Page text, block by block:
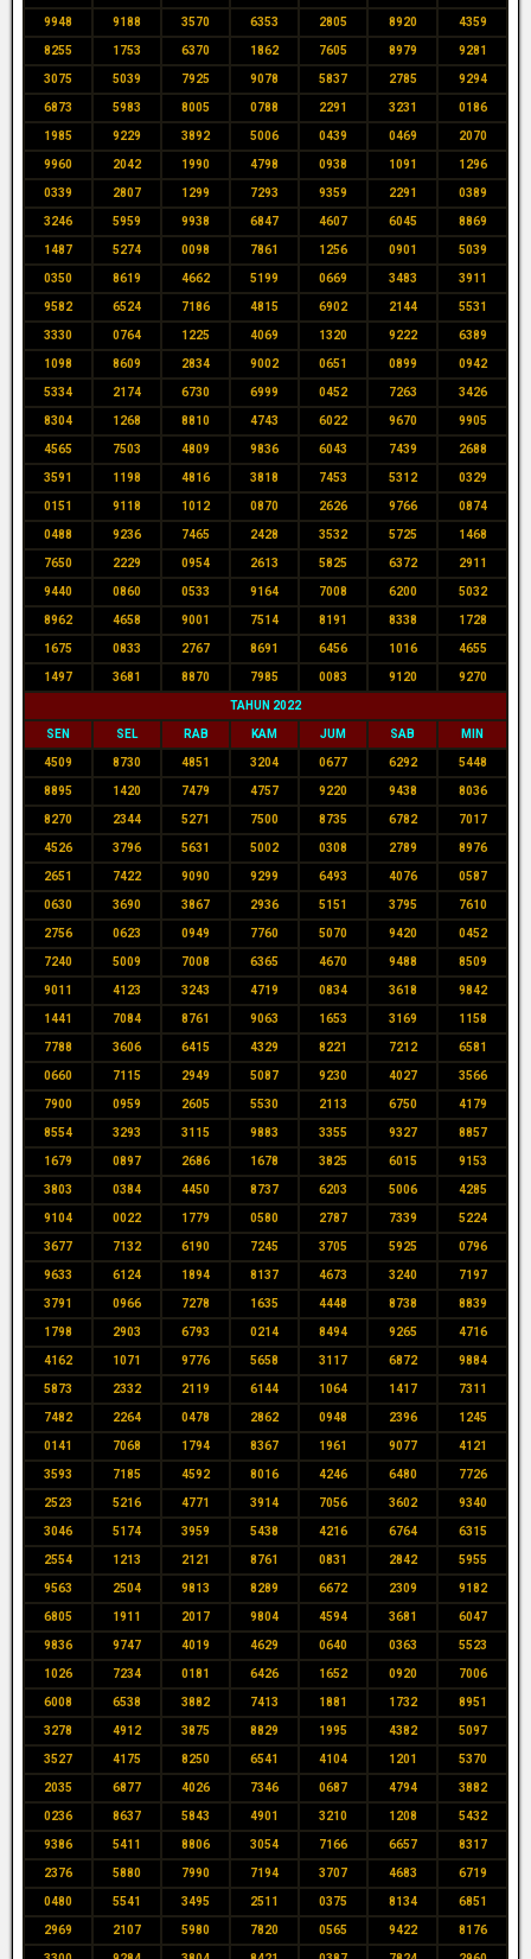
9948 9188 3570 6353 2805 8920 4359
8255 1753 6370 1862 7605 8979 9281
3075 5039 7925 9078 5837 2785 9294
6873 5983 8005 0788 2291 3231 0186
1985 9229 3892 5006 0439 0469 2070
9960 2042 1990 4798 0938 1091 1296
0339 2807 1299 7293 9359 2291 0389
3246 5959 9938 6847 4607 6045 8869
1487 5274 0098 7861 1256 0901 5039
0350 8619 4662 5199 0669 3483 3911
9582 6524 7186 4815 6902 2144 5531
3330 0764 1225 4069 1320 9222 6389
1098 8609 2834 9002 0651 0899 0942
5334 2174 6730 6999 0452 7263 3426
8304 1268 8810 4743 6022 9670 9905
4565 7503 4809 9836 6043 7439 2688
3591 1198 4816 3818 7453 5312 0329
0151 9118 1012 0870 2626 9766 0874
0488 9236 7465 2428 3532 5725 1468
7650 2229 0954 2613 5825 6372 2911
9440 0860 0533 9164 7008 6200 5032
8962 4658 9001 7514 8191 8338 1728
1675 0833 2767 8691 6456 1016 4655
1497 3681 8870 7985 0083 9120 9270
TAHUN 2022
SEN SEL RAB KAM JUM SAB MIN
4509 8730 4851 3204 0677 6292 5448
8895 1420 7479 4757 9220 9438 8036
8270 2344 5271 7500 8735 6782 7017
4526 3796 5631 5002 0308 2789 8976
2651 7422 9090 9299 6493 4076 0587
0630 3690 3867 2936 5151 3795 7610
2756 0623 0949 7760 5070 9420 0452
7240 5009 7008 6365 4670 9488 8509
9011 4123 3243 4719 0834 3618 9842
1441 7084 8761 9063 1653 3169 1158
7788 3606 6415 4329 8221 7212 6581
0660 7115 2949 5087 9230 4027 3566
7900 0959 2605 5530 2113 6750 4179
8554 3293 3115 9883 3355 9327 8857
1679 0897 2686 1678 3825 6015 9153
3803 0384 4450 8737 6203 5006 4285
9104 0022 1779 0580 2787 7339 5224
3677 7132 6190 7245 3705 5925 0796
9633 6124 1894 8137 4673 3240 7197
3791 0966 7278 1635 4448 8738 8839
1798 2903 6793 0214 8494 9265 4716
4162 1071 9776 5658 3117 6872 9884
5873 2332 2119 6144 1064 1417 7311
7482 2264 0478 2862 0948 2396 1245
0141 7068 1794 8367 1961 9077 4121
3593 7185 4592 8016 4246 6480 7726
2523 5216 4771 3914 7056 3602 9340
3046 5174 3959 5438 4216 6764 6315
2554 1213 2121 8761 0831 2842 5955
9563 2504 9813 8289 6672 2309 9182
6805 1911 2017 9804 4594 3681 6047
9836 9747 4019 4629 0640 0363 5523
1026 7234 0181 6426 1652 0920 7006
6008 6538 3882 7413 1881 1732 8951
3278 4912 3875 8829 1995 4382 5097
3527 4175 8250 6541 4104 1201 5370
2035 6877 4026 7346 0687 4794 3882
0236 8637 5843 4901 3210 1208 5432
9386 5411 8806 3054 7166 6657 8317
2376 5880 7990 7194 3707 4683 6719
0480 5541 3495 2511 0375 8134 6851
2969 2107 5980 7820 0565 9422 8176